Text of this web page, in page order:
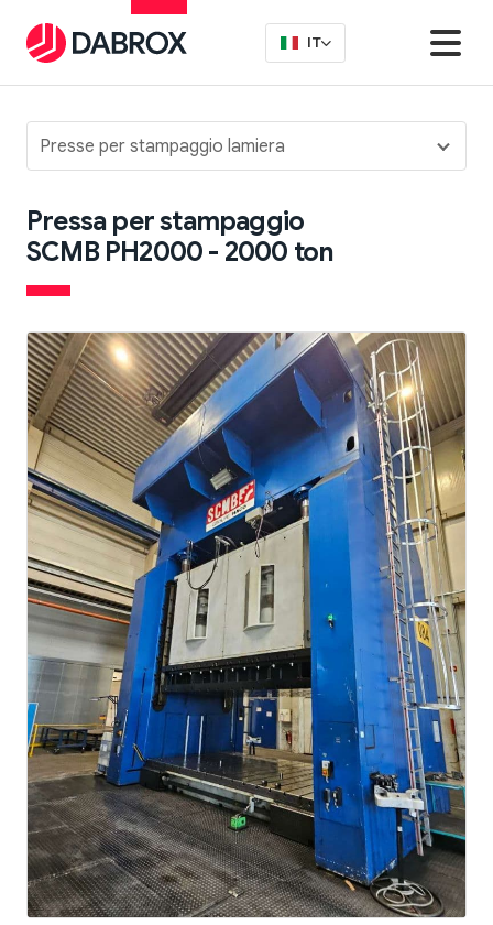
Presse per stampaggio lamiera
Pressa per stampaggio
SCMB PH2000 - 2000 ton